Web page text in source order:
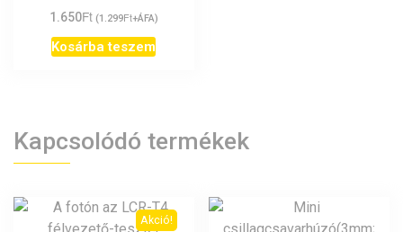
1.650Ft (1.299Ft+ÁFA)
Kosárba teszem
Kapcsolódó termékek
Akció!